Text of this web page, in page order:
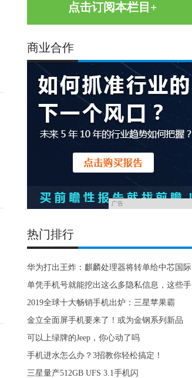
点击订阅本栏目+
商业合作
广告
热门排行
华为打出王炸：麒麟处理器将转单给中芯国际
单凭手机号就能挖出这么多隐私信息，这些手
2019全球十大畅销手机出炉：三星苹果霸
金立全面屏手机要来了！或为金钢系列新品
可以上绿牌的Jeep，你心动了吗
手机进水怎么办？3招教你轻松搞定！
三星量产512GB UFS 3.1手机闪